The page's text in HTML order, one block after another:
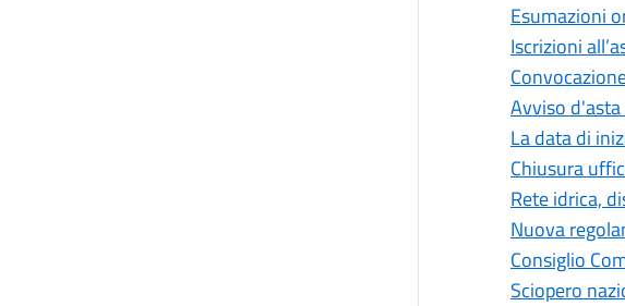
Esumazioni
Iscrizioni
Avviso
La data di
Chiusura
Rete idrica,
Nuova
Consiglio
Sciopero